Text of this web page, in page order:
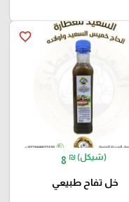
favorite_border
8 ₪ (شيكل)
خل تفاح طبيعي